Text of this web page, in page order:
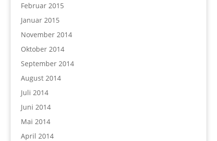
Februar 2015
Januar 2015
November 2014
Oktober 2014
September 2014
August 2014
Juli 2014
Juni 2014
Mai 2014
April 2014